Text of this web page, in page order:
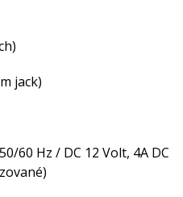
jack)
60 Hz / DC 12 Volt, 4A DC